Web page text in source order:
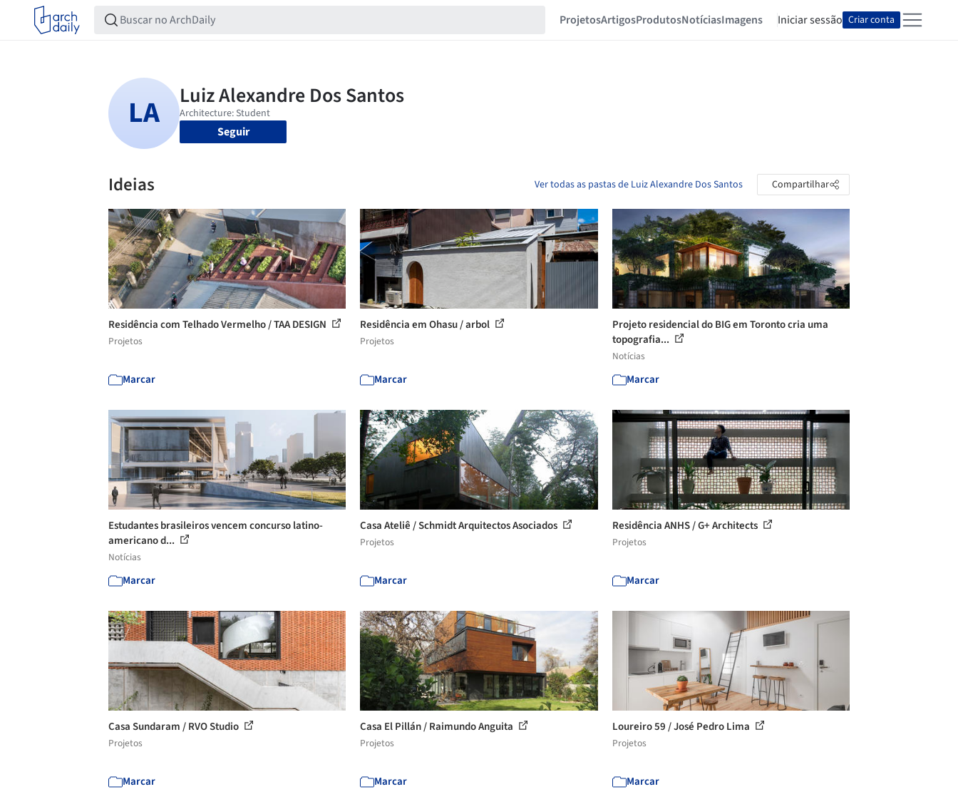
ProjetosArtigosProdutosNotíciasImagens Iniciar sessão Criar conta
Seguir
Ideias Ver todas as pastas de Luiz Alexandre Dos Santos Compartilhar
Residência com Telhado Vermelho / TAA DESIGN
Projetos
Marcar
Residência em Ohasu / arbol
Projetos
Marcar
Projeto residencial do BIG em Toronto cria uma
topografia...
Notícias
Marcar
Estudantes brasileiros vencem concurso latino-
americano d...
Notícias
Marcar
Casa Ateliê / Schmidt Arquitectos Asociados
Projetos
Marcar
Residência ANHS / G+ Architects
Projetos
Marcar
Casa Sundaram / RVO Studio
Projetos
Marcar
Casa El Pillán / Raimundo Anguita
Projetos
Marcar
Loureiro 59 / José Pedro Lima
Projetos
Marcar